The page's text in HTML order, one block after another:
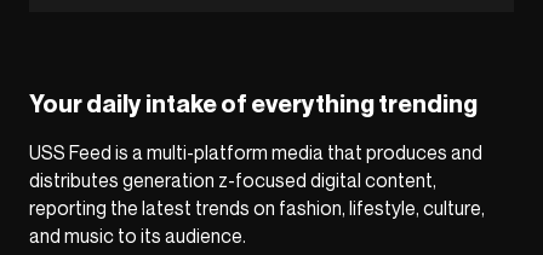
Your daily intake of everything trending
USS Feed is a multi-platform media that produces and
distributes generation z-focused digital content,
reporting the latest trends on fashion, lifestyle, culture,
and music to its audience.